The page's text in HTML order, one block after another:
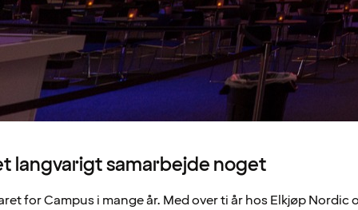
langvarigt samarbejde noget
for Campus i mange år. Med over ti år hos Elkjøp Nordic